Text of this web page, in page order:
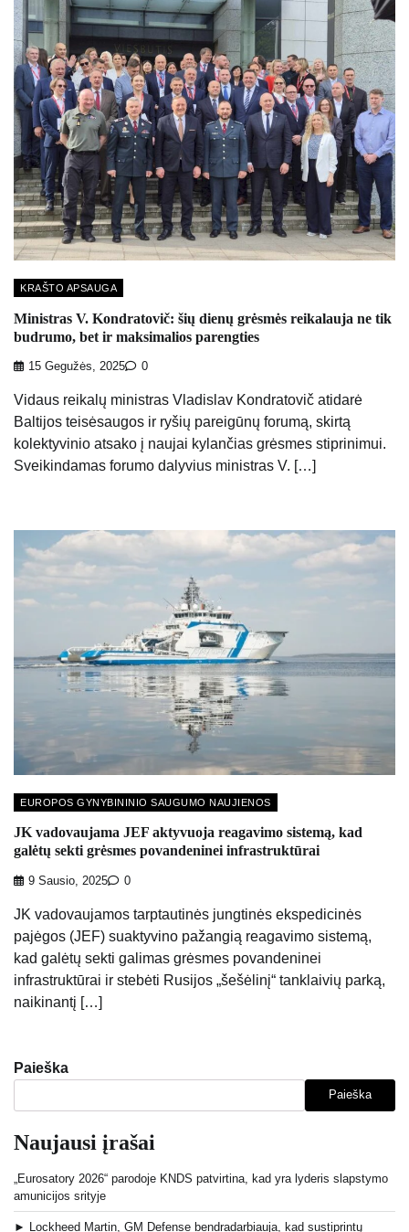
KRAŠTO APSAUGA
Ministras V. Kondratovič: šių dienų grėsmės reikalauja ne tik
budrumo, bet ir maksimalios parengties
15 Gegužės, 2025 0
Vidaus reikalų ministras Vladislav Kondratovič atidarė
Baltijos teisėsaugos ir ryšių pareigūnų forumą, skirtą
kolektyvinio atsako į naujai kylančias grėsmes stiprinimui.
Sveikindamas forumo dalyvius ministras V. […]
EUROPOS GYNYBININIO SAUGUMO NAUJIENOS
JK vadovaujama JEF aktyvuoja reagavimo sistemą, kad
galėtų sekti grėsmes povandeninei infrastruktūrai
9 Sausio, 2025 0
JK vadovaujamos tarptautinės jungtinės ekspedicinės
pajėgos (JEF) suaktyvino pažangią reagavimo sistemą,
kad galėtų sekti galimas grėsmes povandeninei
infrastruktūrai ir stebėti Rusijos „šešėlinį“ tanklaivių parką,
naikinantį […]
Paieška
Paieška
Naujausi įrašai
„Eurosatory 2026“ parodoje KNDS patvirtina, kad yra lyderis slapstymo
amunicijos srityje
► Lockheed Martin, GM Defense bendradarbiauja, kad sustiprintų